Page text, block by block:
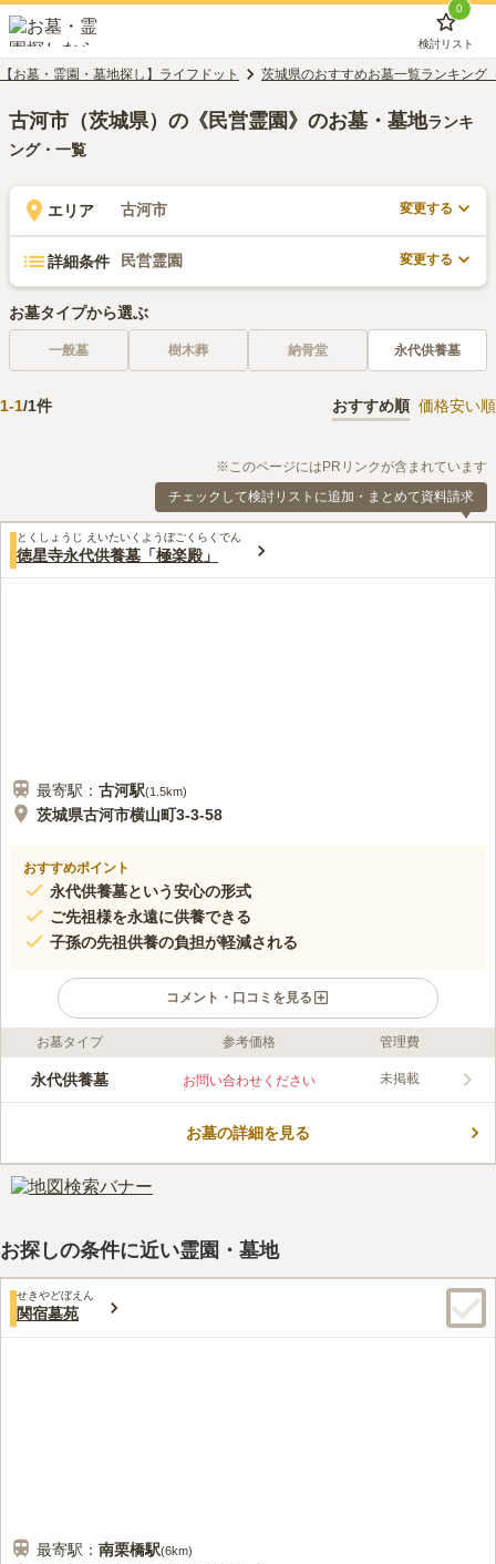
0
検討リスト
【お墓・霊園・墓地探し】ライフドット 茨城県のおすすめお墓一覧ランキング
古河市（茨城県）の《民営霊園》のお墓・墓地ランキ
ング・一覧
エリア 古河市 変更する
詳細条件 民営霊園 変更する
お墓タイプから選ぶ
一般墓 樹木葬 納骨堂 永代供養墓
1-1/1件 おすすめ順 価格安い順
※このページにはPRリンクが含まれています
チェックして検討リストに追加・まとめて資料請求
とくしょうじ えいたいくようぼごくらくでん
徳星寺永代供養墓「極楽殿」
最寄駅： 古河駅(1.5km)
茨城県古河市横山町3-3-58
おすすめポイント
永代供養墓という安心の形式
ご先祖様を永遠に供養できる
子孫の先祖供養の負担が軽減される
コメント・口コミを見る
口コミ評価
この霊園はまだ誰からも評価されていません。
お墓タイプ 参考価格 管理費
永代供養墓 お問い合わせください 未掲載
お墓の詳細を見る
お探しの条件に近い霊園・墓地
せきやどぼえん
関宿墓苑
最寄駅： 南栗橋駅(6km)